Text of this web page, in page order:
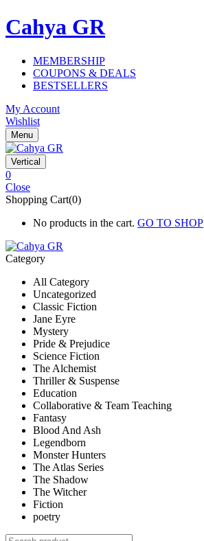
Cahya GR
MEMBERSHIP
COUPONS & DEALS
BESTSELLERS
My Account
Wishlist
Menu
Vertical
0
Close
Shopping Cart(0)
No products in the cart. GO TO SHOP
Category
All Category
Uncategorized
Classic Fiction
Jane Eyre
Mystery
Pride & Prejudice
Science Fiction
The Alchemist
Thriller & Suspense
Education
Collaborative & Team Teaching
Fantasy
Blood And Ash
Legendborn
Monster Hunters
The Atlas Series
The Shadow
The Witcher
Fiction
poetry